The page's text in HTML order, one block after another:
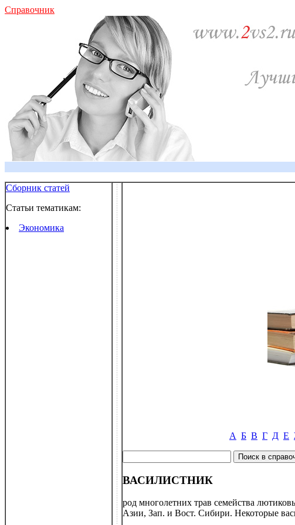
Справочник
Сборник статей
Статьи тематикам:
Экономика
А Б В Г Д Е
ВАСИЛИСТНИК
род многолетних трав семейства
Азии, Зап. и Вост. Сибири. Некоторые